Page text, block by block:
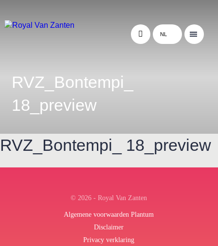
NL
RVZ_Bontempi_
18_preview
RVZ_Bontempi_ 18_preview
© 2026 - Royal Van Zanten
Algemene voorwaarden Plantum
Disclaimer
Privacy verklaring